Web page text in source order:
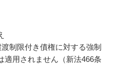
制限付き債権に対する強制
適用されません（新法466条